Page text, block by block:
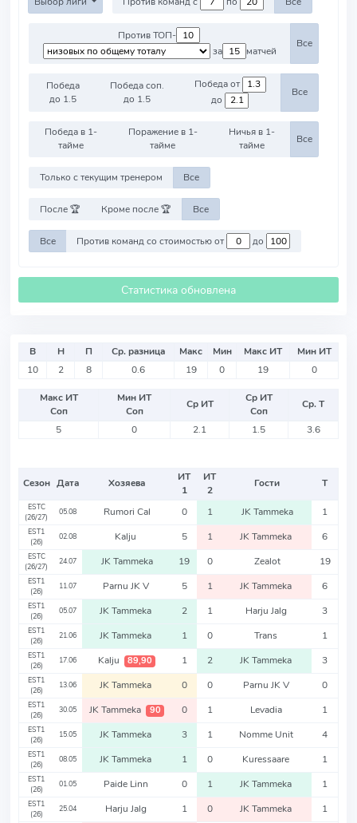
Против ТОП-
за
матчей
Все
Победа
до 1.5
Победа соп.
до 1.5
Победа от
до
Все
Победа в 1-
тайме
Поражение в 1-
тайме
Ничья в 1-
тайме
Все
Только с текущим тренером Все
После 🏆 Кроме после 🏆 Все
Все Против команд со стоимостью от до
Статистика обновлена
В Н П Ср. разница Макс Мин Макс ИТ
Мин ИТ
10
2 8 0.6 19 0 19 0
Макс ИТ
Соп
Мин ИТ
Соп
Ср ИТ
Ср ИТ
Соп
Ср. Т
5
0 2.1 1.5 3.6
Сезон Дата Хозяева
ИТ
1
ИТ
2
Гости Т
ESTC
(26/27)
05.08 Rumori Cal 0 1 JK Tammeka 1
EST1
(26)
02.08 Kalju 5 1 JK Tammeka 6
ESTC
(26/27)
24.07 JK Tammeka 19 0 Zealot 19
EST1
(26)
11.07 Parnu JK V 5 1 JK Tammeka 6
EST1
(26)
05.07 JK Tammeka 2 1 Harju Jalg 3
EST1
(26)
21.06 JK Tammeka 1 0 Trans 1
EST1
(26)
17.06 Kalju 89,90 1 2 JK Tammeka 3
EST1
(26)
13.06 JK Tammeka 0 0 Parnu JK V 0
EST1
(26)
30.05 JK Tammeka 90 0 1 Levadia 1
EST1
(26)
15.05 JK Tammeka 3 1 Nomme Unit 4
EST1
(26)
08.05 JK Tammeka 1 0 Kuressaare 1
EST1
(26)
01.05 Paide Linn 0 1 JK Tammeka 1
EST1
(26)
25.04 Harju Jalg 1 0 JK Tammeka 1